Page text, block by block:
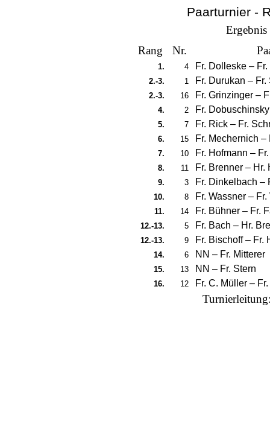
Paarturnier -
Rang
Nr.
1. 4 Fr. Dolleske –
2.-3. 1 Fr. Durukan – Fr.
2.-3. 16 Fr. Grinzinger –
4. 2 Fr. Dobuschinsky
5. 7 Fr. Rick – Fr.
6. 15 Fr. Mechernich –
7. 10 Fr. Hofmann –
8. 11 Fr. Brenner – Hr.
9. 3 Fr. Dinkelbach –
10. 8 Fr. Wassner –
11. 14 Fr. Bühner – Fr.
12.-13. 5 Fr. Bach – Hr.
12.-13. 9 Fr. Bischoff– Fr.
14. 6 NN – Fr. Mitterer
15. 13 NN – Fr. Stern
16. 12 Fr. C. Müller –